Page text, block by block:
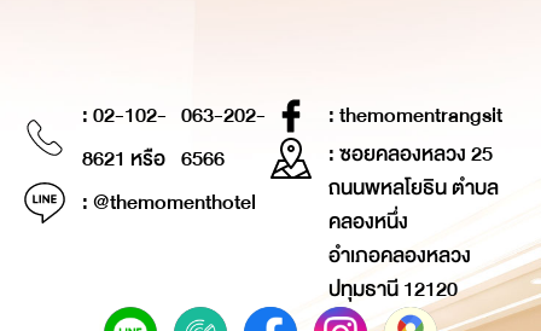
: 02-102-
8621 หรือ
063-202-
6566
: @themomenthotel
: themomentrangsit
: ซอยคลองหลวง 25
ถนนพหลโยธิน ตำบล
คลองหนึ่ง
อำเภอคลองหลวง
ปทุมธานี 12120